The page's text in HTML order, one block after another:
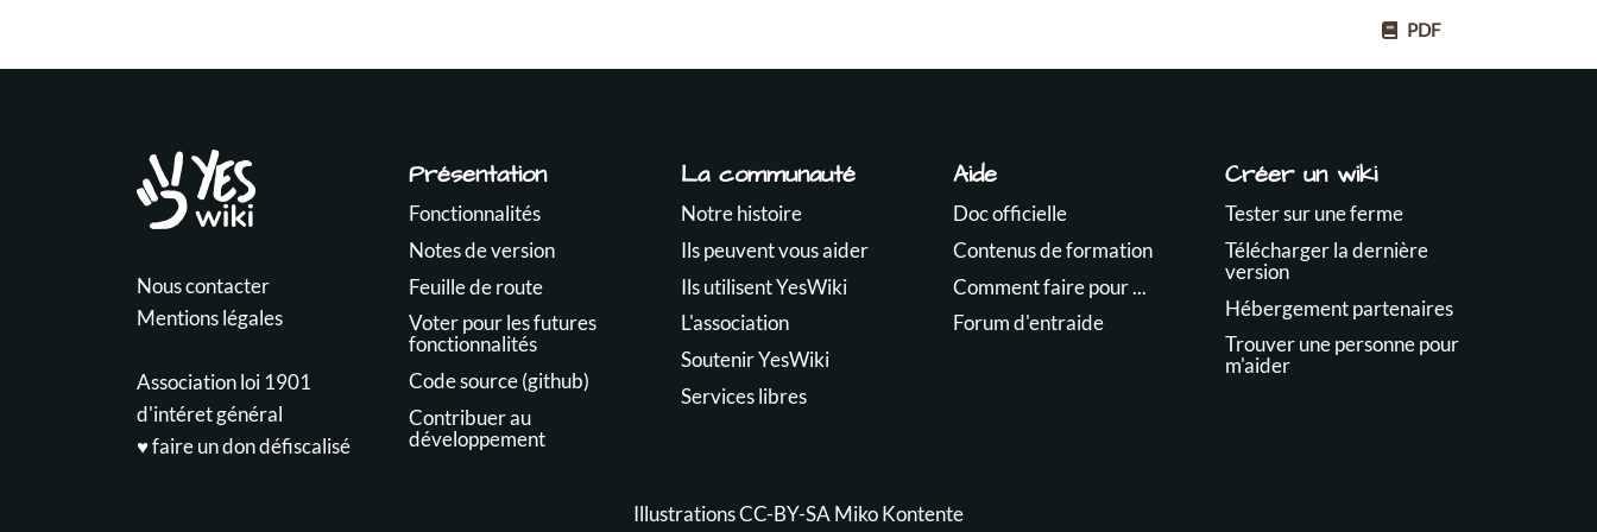
PDF
Nous contacter
Mentions légales
Association loi 1901
d'intéret général
♥️ faire un don défiscalisé
Présentation
Fonctionnalités
Notes de version
Feuille de route
Voter pour les futures
fonctionnalités
Code source (github)
Contribuer au
développement
La communauté
Notre histoire
Ils peuvent vous aider
Ils utilisent YesWiki
L'association
Soutenir YesWiki
Services libres
Aide
Doc officielle
Contenus de formation
Comment faire pour ...
Forum d'entraide
Créer un wiki
Tester sur une ferme
Télécharger la dernière
version
Hébergement partenaires
Trouver une personne pour
m'aider
Illustrations CC-BY-SA Miko Kontente